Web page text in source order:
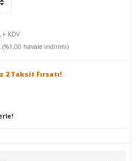
+ KDV
(%1,00 havale indirimi)
2 Taksit Fırsatı!